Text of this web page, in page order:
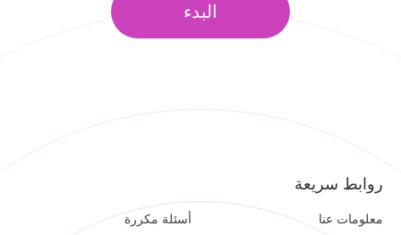
البدء
روابط سريعة
معلومات عنا
أسئلة مكررة